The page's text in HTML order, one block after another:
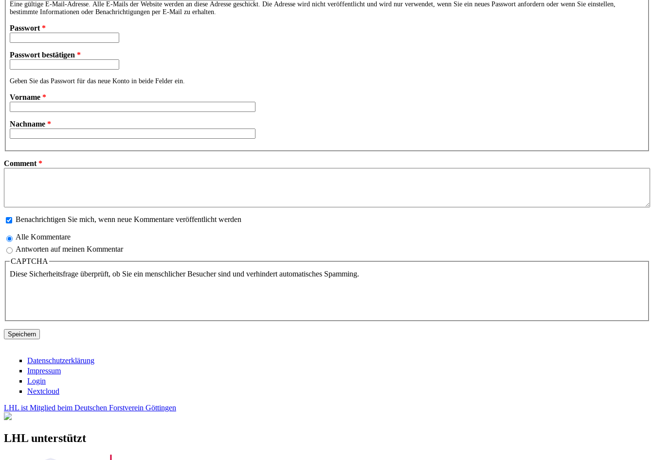
Eine gültige E-Mail-Adresse. Alle E-Mails der Website werden an diese Adresse geschickt. Die Adresse wird nicht veröffentlicht und wird nur verwendet, wenn Sie ein neues Passwort anfordern oder wenn Sie einstellen,
bestimmte Informationen oder Benachrichtigungen per E-Mail zu erhalten.
Passwort*
Passwort bestätigen *
Geben Sie das Passwort für das neue Konto in beide Felder ein.
Vorname *
Nachname *
Comment*
Benachrichtigen Sie mich, wenn neue Kommentare veröffentlicht werden
Alle Kommentare
Antworten auf meinen Kommentar
CAPTCHA
Diese Sicherheitsfrage überprüft, ob Sie ein menschlicher Besucher sind und verhindert automatisches Spamming.
Datenschutzerklärung
Impressum
Login
Nextcloud
LHL ist Mitglied beim Deutschen Forstverein Göttingen
LHL unterstützt